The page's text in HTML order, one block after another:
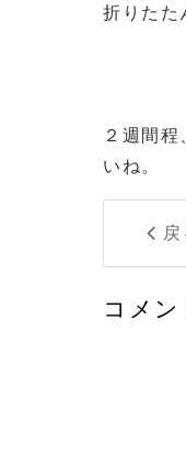
折りたた
２週間
いね。
戻
コメ